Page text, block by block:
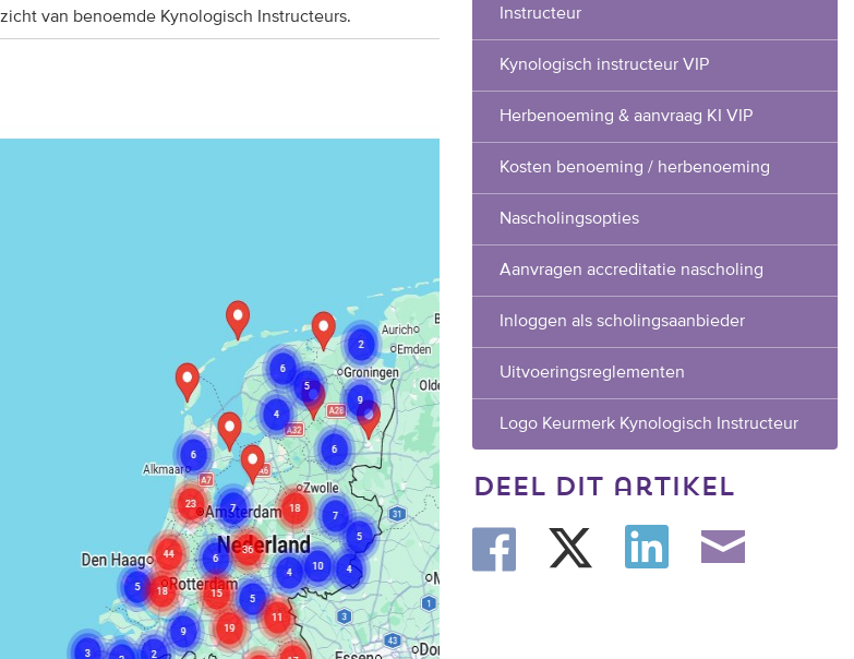
van benoemde Kynologisch Instructeurs.
Instructeur
Kynologisch instructeur VIP
Herbenoeming & aanvraag KI VIP
Kosten benoeming / herbenoeming
Nascholingsopties
Aanvragen accreditatie nascholing
Inloggen als scholingsaanbieder
Uitvoeringsreglementen
Logo Keurmerk Kynologisch Instructeur
deel dit artikel